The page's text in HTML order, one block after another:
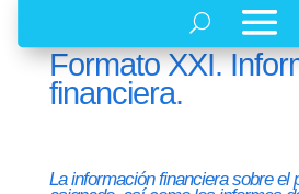
Formato XXI.
financiera.
La información financiera sobre el